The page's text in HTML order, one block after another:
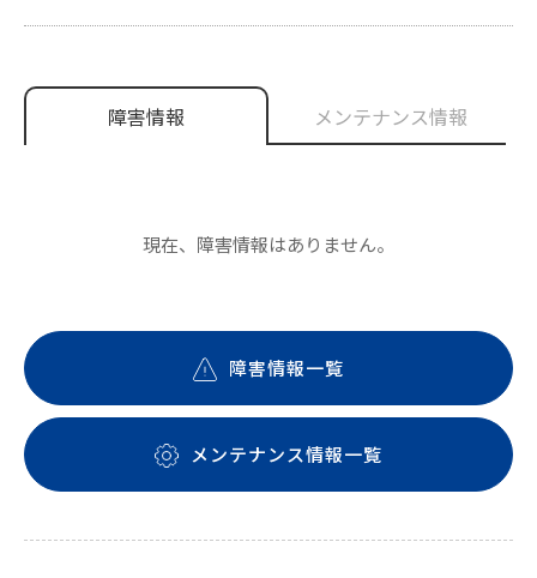
障害情報 メンテナンス情報
現在、障害情報はありません。
障害情報一覧
メンテナンス情報一覧